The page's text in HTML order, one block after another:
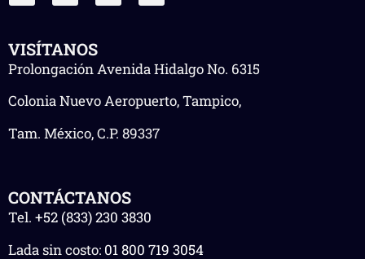
VISÍTANOS
Prolongación Avenida Hidalgo No. 6315
Colonia Nuevo Aeropuerto, Tampico,
Tam. México, C.P. 89337
CONTÁCTANOS
Tel. +52 (833) 230 3830
Lada sin costo: 01 800 719 3054